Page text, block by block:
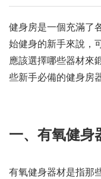
健身房是一個充滿了
始健身的新手來說，
應該選擇哪些器材來
些新手必備的健身房
一、有氧健身
有氧健身器材是指那